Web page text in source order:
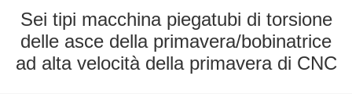
FABBRICA
CONTROLLO
Sei tipi macchina piegatubi di torsione
delle asce della primavera/bobinatrice
ad alta velocità della primavera di CNC